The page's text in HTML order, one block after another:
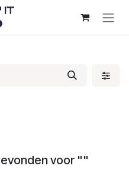
voor ""